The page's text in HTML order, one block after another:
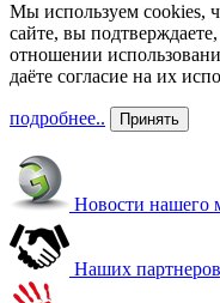
Мы используем cookies,
сайте, вы
отношении
даёте согласие на их
подробнее.. Принять
Новости нашего
Наших партнеров